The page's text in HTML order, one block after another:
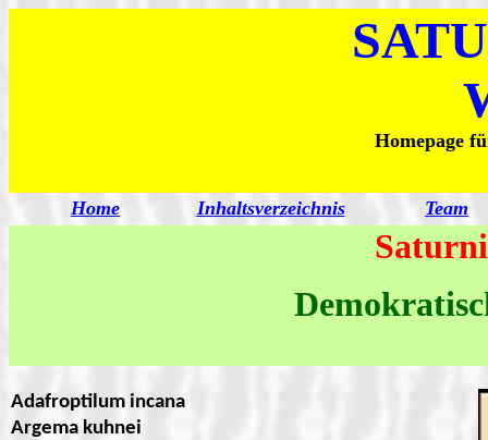
Homepage
Home Inhaltsverzeichnis Team
Adafroptilum incana
Argema kuhnei